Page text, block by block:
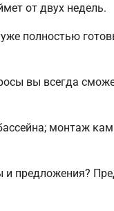
от двух недель.
полностью
вы всегда
монтаж
и предложения?